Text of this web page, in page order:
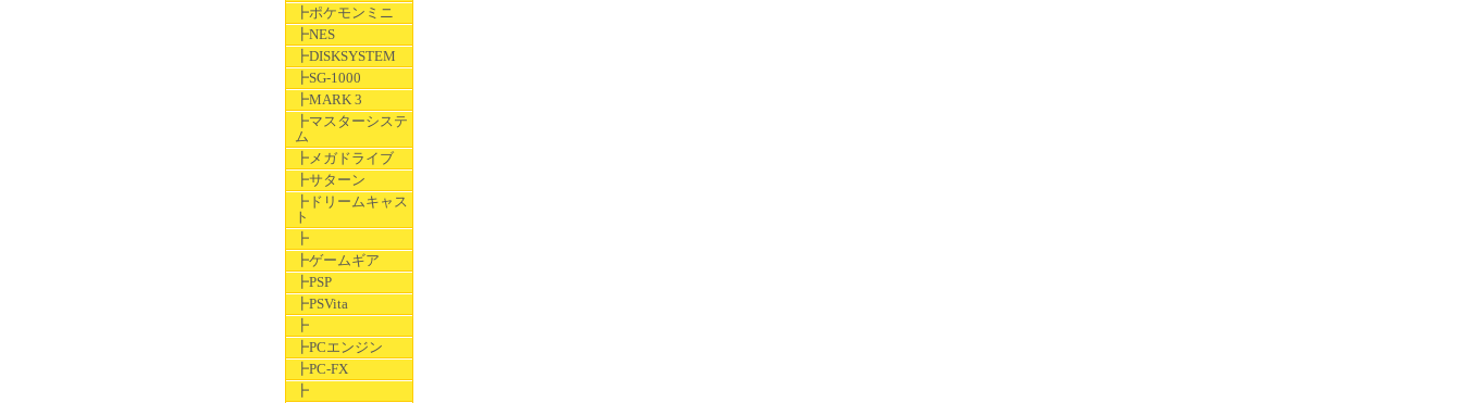
┣ポケモンミニ
┣NES
┣DISKSYSTEM
┣SG-1000
┣MARK 3
┣マスターシステ
ム
┣メガドライブ
┣サターン
┣ドリームキャス
ト
┣
┣ゲームギア
┣PSP
┣PSVita
┣
┣PCエンジン
┣PC-FX
┣